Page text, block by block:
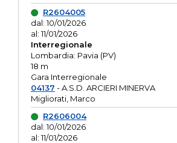
R2604005
dal: 10/01/2026
al: 11/01/2026
Interregionale
Lombardia: Pavia (PV)
18 m
Gara Interregionale
04137 - A.S.D. ARCIERI MINERVA
Migliorati, Marco
R2606004
dal: 10/01/2026
al: 11/01/2026